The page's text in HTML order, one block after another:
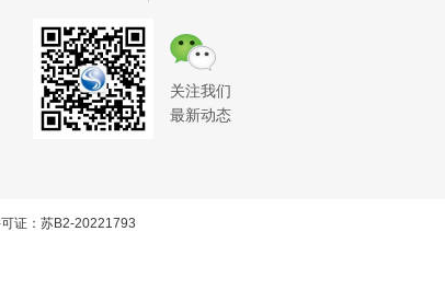
关注我们
最新动态
证：苏B2-20221793